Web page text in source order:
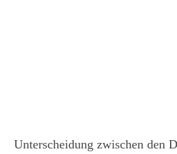
Unterscheidung zwischen den